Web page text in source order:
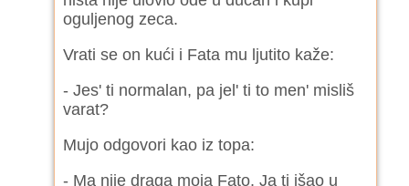
oguljenog zeca.
Vrati se on kući i Fata mu ljutito kaže:
- Jes' ti normalan, pa jel' ti to men' misliš
varat?
Mujo odgovori kao iz topa:
- Ma nije draga moja Fato. Ja ti išao u